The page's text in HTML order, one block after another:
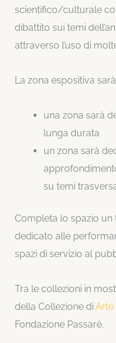
scientifico/culturale
dibattito sui temi
attraverso l’uso di
La zona espositiva
una zona sarà
lunga durata
un zona sarà
su temi
Completa lo spazio
dedicato alle
spazi di servizio al
Tra le collezioni in
della Collezione diArte
Fondazione Passarè.